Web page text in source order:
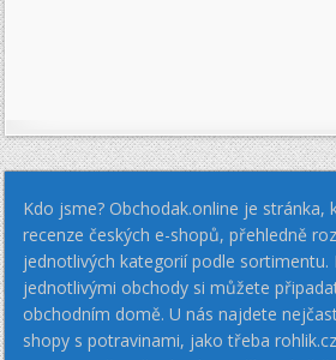
Kdo jsme? Obchodak.online je stránka,
recenze českých e-shopů, přehledně
jednotlivých kategorií podle sortimentu.
jednotlivými obchody si můžete
obchodním domě. U nás najdete
shopy s potravinami, jako třeba